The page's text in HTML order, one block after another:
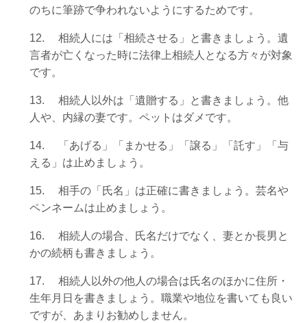
のちに筆跡で争われないようにするためです。
12.
相続人には「相続させる」と書きましょう。遺
言者が亡くなった時に法律上相続人となる方々が対象
です。
13.
相続人以外は「遺贈する」と書きましょう。他
人や、内縁の妻です。ペットはダメです。
14.
「あげる」「まかせる」「譲る」「託す」「与
える」は止めましょう。
15.
相手の「氏名」は正確に書きましょう。芸名や
ペンネームは止めましょう。
16.
相続人の場合、氏名だけでなく、妻とか長男と
かの続柄も書きましょう。
17.
相続人以外の他人の場合は氏名のほかに住所・
生年月日を書きましょう。職業や地位を書いても良い
ですが、あまりお勧めしません。